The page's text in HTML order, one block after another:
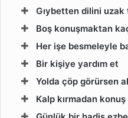
Gıybetten dilini uzak
Boş konuşmaktan
Her işe besmeleyle
Bir kişiye yardım et
Yolda çöp görürsen al
Kalp kırmadan konuş